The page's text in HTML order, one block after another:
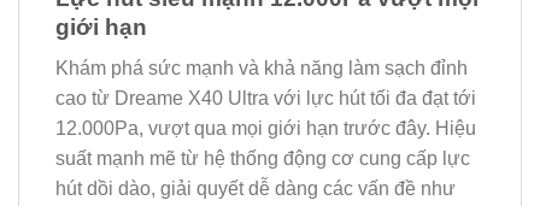
giới hạn
Khám phá sức mạnh và khả năng làm sạch đỉnh
cao từ Dreame X40 Ultra với lực hút tối đa đạt tới
12.000Pa, vượt qua mọi giới hạn trước đây. Hiệu
suất mạnh mẽ từ hệ thống động cơ cung cấp lực
hút dồi dào, giải quyết dễ dàng các vấn đề như